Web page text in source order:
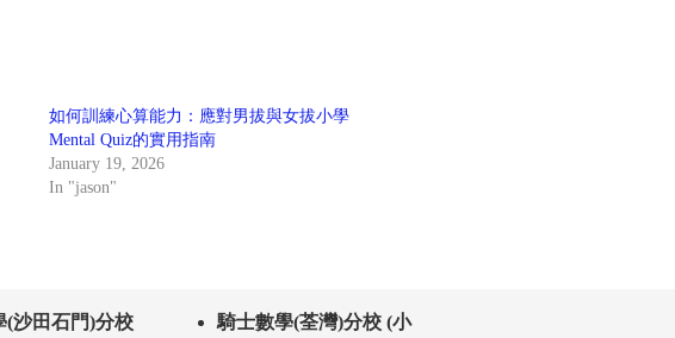
如何訓練心算能力：應對男拔與女拔小學
Mental Quiz的實用指南
January 19, 2026
In "jason"
(沙田石門)分校
騎士數學(荃灣)分校 (小